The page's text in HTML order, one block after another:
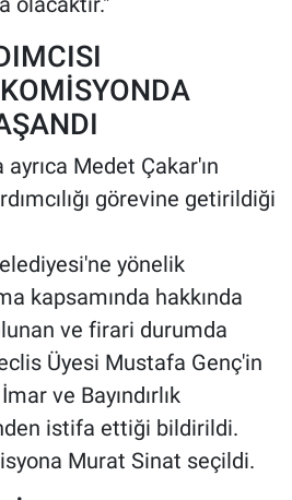
Medet Çakar'ın
görevine getirildiği
yönelik
kapsamında hakkında
ve firari durumda
Üyesi Mustafa Genç'in
ve Bayındırlık
istifa ettiği bildirildi.
Murat Sinat seçildi.